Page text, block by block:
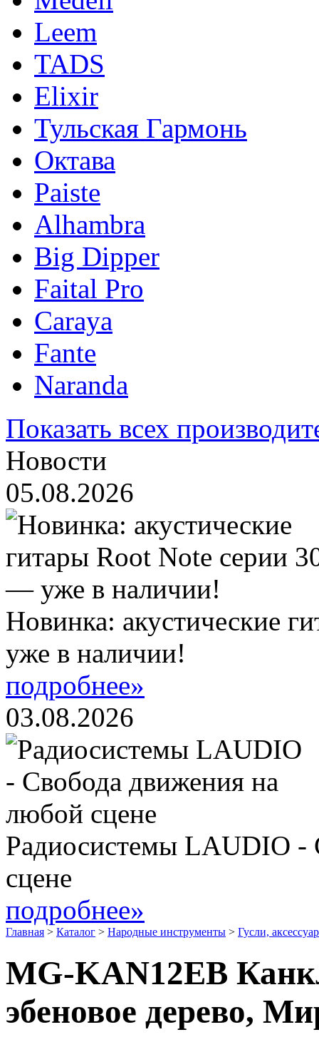
Leem
TADS
Elixir
Тульская Гармонь
Октава
Paiste
Alhambra
Big Dipper
Faital Pro
Caraya
Fante
Naranda
Показать всех
Новости
05.08.2026
Новинка: акустические
уже в наличии!
подробнее»
03.08.2026
Радиосистемы LAUDIO -
сцене
подробнее»
Главная > Каталог > Народные инструменты > Гусли,
MG-KAN12EB
эбеновое дерево,